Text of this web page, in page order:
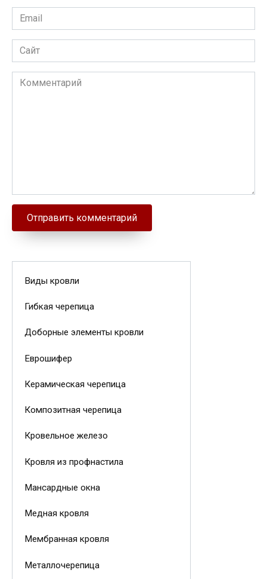
Email
Сайт
Комментарий
Виды кровли
Гибкая черепица
Доборные элементы кровли
Еврошифер
Керамическая черепица
Композитная черепица
Кровельное железо
Кровля из профнастила
Мансардные окна
Медная кровля
Мембранная кровля
Металлочерепица